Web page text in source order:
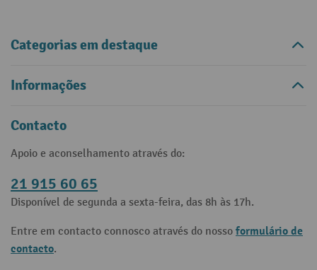
Categorias em destaque
Informações
Contacto
Apoio e aconselhamento através do:
21 915 60 65
Disponível de segunda a sexta-feira, das 8h às 17h.
Entre em contacto connosco através do nosso formulário de
contacto.